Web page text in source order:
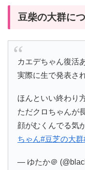
豆柴の大群に
カエデちゃん復活
実際に生で発表さ
ほんといい終わり
ただクロちゃんが
顔がむくんでる気
ちゃん#豆芝の大群
— ゆたか＠